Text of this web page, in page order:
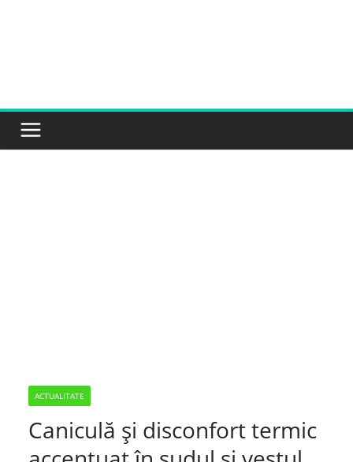
ACTUALITATE
Caniculă şi disconfort termic